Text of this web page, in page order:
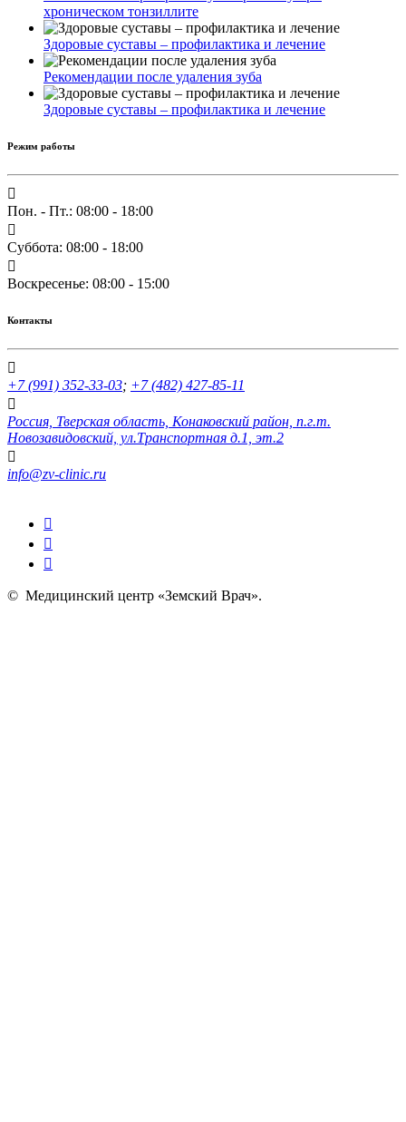
хроническом тонзиллите
Здоровые суставы – профилактика и лечение
Рекомендации после удаления зуба
Здоровые суставы – профилактика и лечение
Режим работы
Пон. - Пт.: 08:00 - 18:00
Суббота: 08:00 - 18:00
Воскресенье: 08:00 - 15:00
Контакты
+7 (991) 352-33-03; +7 (482) 427-85-11
Россия, Тверская область, Конаковский район, п.г.т.
Новозавидовский, ул.Транспортная д.1, эт.2
info@zv-clinic.ru
© Медицинский центр «Земский Врач».